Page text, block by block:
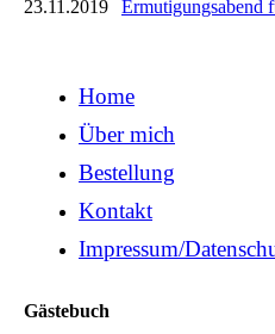
23.11.2019
Ermutigungsabend
Home
Über mich
Bestellung
Kontakt
Impressum/
Gästebuch